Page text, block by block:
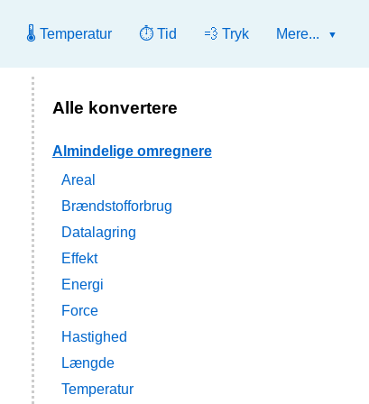
🌡️ Temperatur ⏱️ Tid 💨 Tryk Mere...
Alle konvertere
Almindelige omregnere
Areal
Brændstofforbrug
Datalagring
Effekt
Energi
Force
Hastighed
Længde
Temperatur